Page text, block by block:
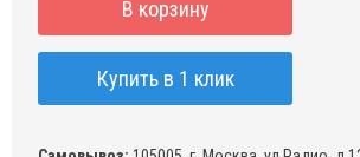
В корзину
Купить в 1 клик